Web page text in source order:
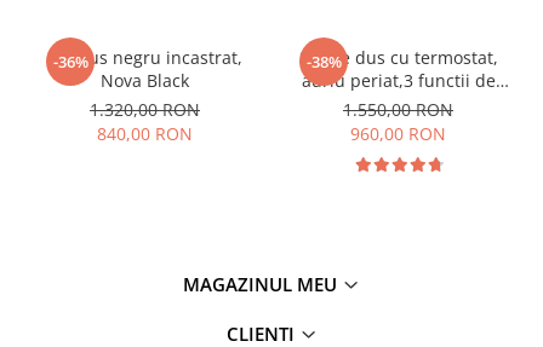
-36%
Set dus negru incastrat,
Nova Black
1.320,00 RON
840,00 RON
-38%
Set de dus cu termostat,
auriu periat,3 functii de
curgere a apei, ploaie si
cascada
1.550,00 RON
960,00 RON
MAGAZINUL MEU
CLIENTI